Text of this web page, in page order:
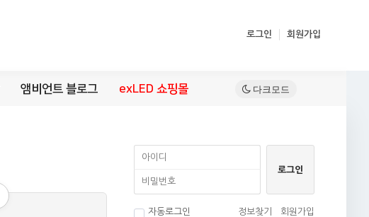
로그인 회원가입
앰비언트 블로그 exLED 쇼핑몰
자동로그인 정보찾기 회원가입